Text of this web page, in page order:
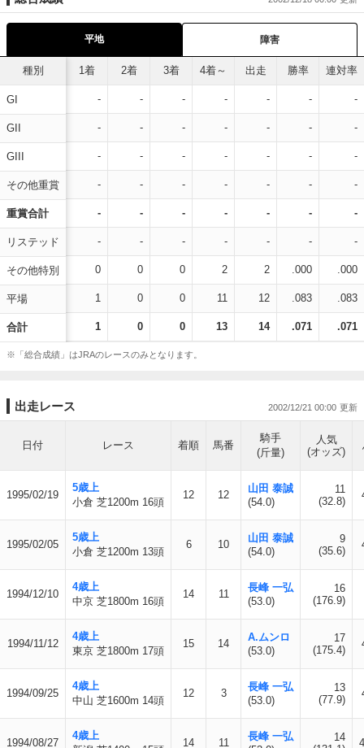
平地 障害
種別
GI
GII
GIII
その他重賞
重賞合計
リステッド
その他特別
平場
合計
1着 2着 3着 4着～ 出走 勝率 連対率
- - - - - - -
- - - - - - -
- - - - - - -
- - - - - - -
- - - - - - -
- - - - - - -
0 0 0 2 2 .000 .000
1 0 0 11 12 .083 .083
1 0 0 13 14 .071 .071
※「総合成績」はJRAのレースのみとなります。
出走レース 2002/12/21 00:00
日付 レース 着順 馬番
騎手
(斤量)
人気
(オッズ)
1995/02/19
5歳上
小倉 芝1200m 16頭
12 12
山田 泰誠
(54.0)
11
(32.8)
1995/02/05
5歳上
小倉 芝1200m 13頭
6 10
山田 泰誠
(54.0)
9
(35.6)
1994/12/10
4歳上
中京 芝1800m 16頭
14 11
長峰 一弘
(53.0)
16
(176.9)
1994/11/12
4歳上
東京 芝1800m 17頭
15 14
A.ムンロ
(53.0)
17
(175.4)
1994/09/25
4歳上
中山 芝1600m 14頭
12 3
長峰 一弘
(53.0)
13
(77.9)
1994/08/27
4歳上
14 11
長峰 一弘
14